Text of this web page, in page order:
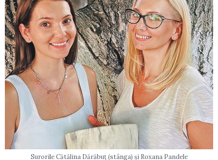
Surorile Cătălina Dărăbuț (stânga) și Roxana Pandele